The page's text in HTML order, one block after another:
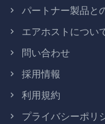
パートナー製品と
エアホストについ
問い合わせ
採用情報
利用規約
プライバシーポリ